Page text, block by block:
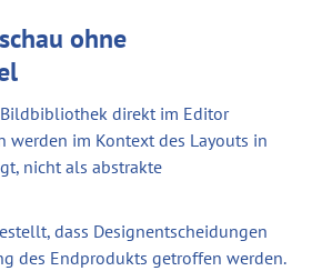
ohne
direkt im Editor
werden im Kontext des Layouts in
nicht als abstrakte
dass Designentscheidungen
des Endprodukts getroffen werden.